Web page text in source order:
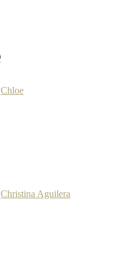
Chloe
Christina Aguilera